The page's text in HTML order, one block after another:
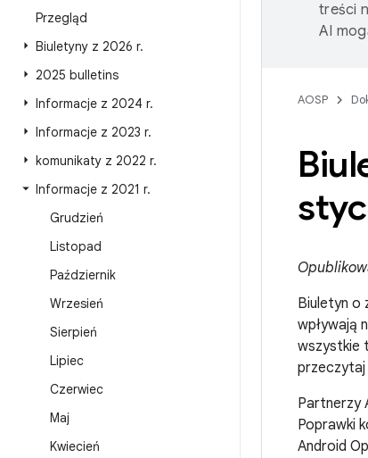
Przegląd
Biuletyny z 2026 r.
2025 bulletins
Informacje z 2024 r.
Informacje z 2023 r.
komunikaty z 2022 r.
Informacje z 2021 r.
Grudzień
Listopad
Październik
Wrzesień
Sierpień
Lipiec
Czerwiec
Maj
Kwiecień
treści
AI
AOSP
Biuletyn o
wpływają
wszystkie
przeczytaj
Partnerzy
Poprawki
Android